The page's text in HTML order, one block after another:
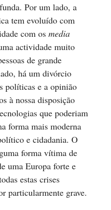
Por um lado, a
tem evoluído com
com osmedia
actividade muito
de grande
há um divórcio
políticas e a opinião
à nossa disposição
que poderiam
forma mais moderna
e cidadania. O
forma vítima de
uma Europa forte e
estas crises
particularmente grave.